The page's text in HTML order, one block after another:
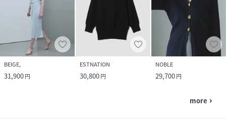
BEIGE,
31,900円
ESTNATION
30,800円
NOBLE
29,700円
more navigate_next